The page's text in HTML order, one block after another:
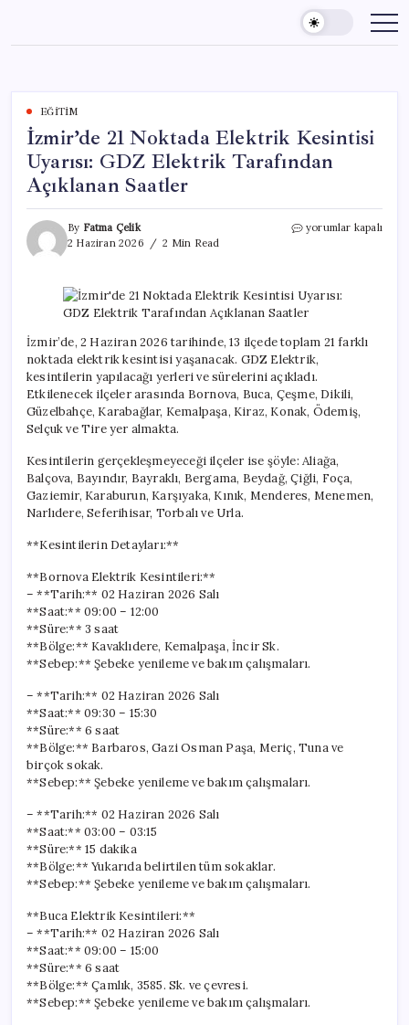
content
EĞITIM
İzmir’de 21 Noktada Elektrik Kesintisi
Uyarısı: GDZ Elektrik Tarafından
Açıklanan Saatler
By Fatma Çelik
2 Haziran 2026
2 Min Read
İzmir’de
Kesintisi
Uyarısı:
GDZ
Elektrik
Tarafından
Açıklanan
Saatler
için
yorumlar kapalı
İzmir’de, 2 Haziran 2026 tarihinde, 13 ilçede toplam 21 farklı
noktada elektrik kesintisi yaşanacak. GDZ Elektrik,
kesintilerin yapılacağı yerleri ve sürelerini açıkladı.
Etkilenecek ilçeler arasında Bornova, Buca, Çeşme, Dikili,
Güzelbahçe, Karabağlar, Kemalpaşa, Kiraz, Konak, Ödemiş,
Selçuk ve Tire yer almakta.
Kesintilerin gerçekleşmeyeceği ilçeler ise şöyle: Aliağa,
Balçova, Bayındır, Bayraklı, Bergama, Beydağ, Çiğli, Foça,
Gaziemir, Karaburun, Karşıyaka, Kınık, Menderes, Menemen,
Narlıdere, Seferihisar, Torbalı ve Urla.
**Kesintilerin Detayları:**
**Bornova Elektrik Kesintileri:**
– **Tarih:** 02 Haziran 2026 Salı
**Saat:** 09:00 – 12:00
**Süre:** 3 saat
**Bölge:** Kavaklıdere, Kemalpaşa, İncir Sk.
**Sebep:** Şebeke yenileme ve bakım çalışmaları.
– **Tarih:** 02 Haziran 2026 Salı
**Saat:** 09:30 – 15:30
**Süre:** 6 saat
**Bölge:** Barbaros, Gazi Osman Paşa, Meriç, Tuna ve
birçok sokak.
**Sebep:** Şebeke yenileme ve bakım çalışmaları.
– **Tarih:** 02 Haziran 2026 Salı
**Saat:** 03:00 – 03:15
**Süre:** 15 dakika
**Bölge:** Yukarıda belirtilen tüm sokaklar.
**Sebep:** Şebeke yenileme ve bakım çalışmaları.
**Buca Elektrik Kesintileri:**
– **Tarih:** 02 Haziran 2026 Salı
**Saat:** 09:00 – 15:00
**Süre:** 6 saat
**Bölge:** Çamlık, 3585. Sk. ve çevresi.
**Sebep:** Şebeke yenileme ve bakım çalışmaları.